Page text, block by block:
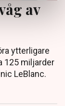
av
ytterligare
125 miljarder
LeBlanc.